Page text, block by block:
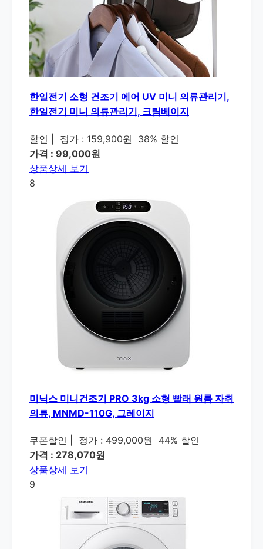
한일전기 소형 건조기 에어 UV 미니 의류관리기,
한일전기 미니 의류관리기, 크림베이지
할인 정가 : 159,900원
38% 할인
가격 : 99,000원
상품상세 보기
8
미닉스 미니건조기 PRO 3kg 소형 빨래 원룸 자취
의류, MNMD-110G, 그레이지
쿠폰할인 정가 : 499,000원
44% 할인
가격 : 278,070원
상품상세 보기
9